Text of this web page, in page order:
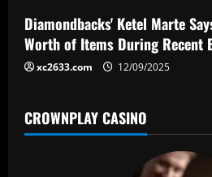
o
n
Diamondbacks' Ketel Marte
Worth of Items During Recent
xc2633.com 12/09/2025
CROWNPLAY CASINO